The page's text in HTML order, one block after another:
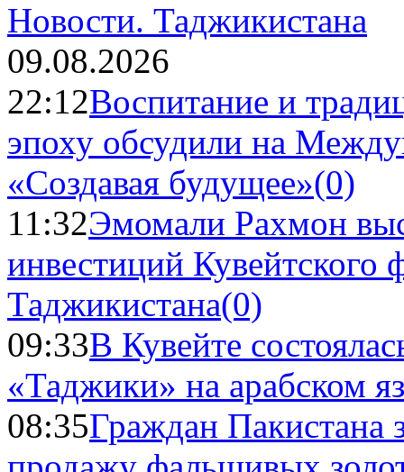
Новости. Таджикистана
09.08.2026
22:12Воспитание и
эпоху обсудили на
«Создавая будущее»(0)
11:32Эмомали Рахмон
инвестиций Кувейтского
Таджикистана(0)
09:33В Кувейте
«Таджики» на арабском
08:35Граждан Пакистана